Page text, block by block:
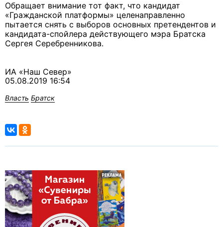
Обращает внимание тот факт, что кандидат
«Гражданской платформы» целенаправленно
пытается снять с выборов основных претендентов и
кандидата-спойлера действующего мэра Братска
Сергея Серебренникова.
ИА «Наш Север»
05.08.2019 16:54
Власть Братск